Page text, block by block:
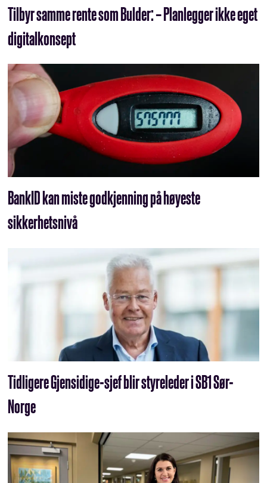
Tilbyr samme rente som Bulder: – Planlegger ikke eget
digitalkonsept
BankID kan miste godkjenning på høyeste
sikkerhetsnivå
Tidligere Gjensidige-sjef blir styreleder i SB1 Sør-
Norge